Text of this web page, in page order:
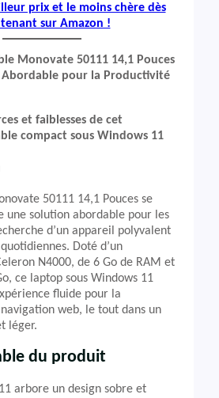
prix et le moins chère dès
sur Amazon !
Monovate 50111 14,1 Pouces
Abordable pour la Productivité
et faiblesses de cet
compact sous Windows 11
50111 14,1 Pouces se
une solution abordable pour les
d’un appareil polyvalent
Doté d’un
N4000, de 6 Go de RAM et
ce laptop sous Windows 11
fluide pour la
web, le tout dans un
léger.
du produit
arbore un design sobre et